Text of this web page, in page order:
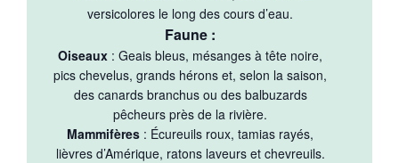
versicolores le long des cours d’eau.
Faune :
Oiseaux : Geais bleus, mésanges à tête noire,
pics chevelus, grands hérons et, selon la saison,
des canards branchus ou des balbuzards
pêcheurs près de la rivière.
Mammifères : Écureuils roux, tamias rayés,
lièvres d’Amérique, ratons laveurs et chevreuils.